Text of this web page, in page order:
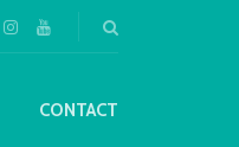
CONTACT